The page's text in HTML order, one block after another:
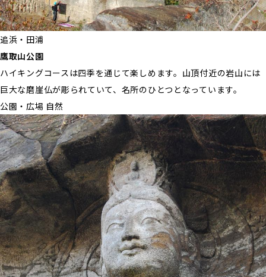
追浜・田浦
鷹取山公園
ハイキングコースは四季を通じて楽しめます。山頂付近の岩山には
巨大な磨崖仏が彫られていて、名所のひとつとなっています。
公園・広場 自然